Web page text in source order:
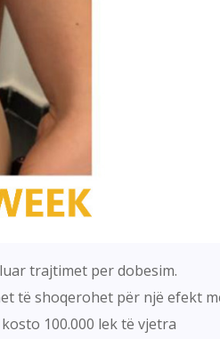
trajtimet per dobesim.
të shoqerohet për një efekt
100.000 lek të vjetra